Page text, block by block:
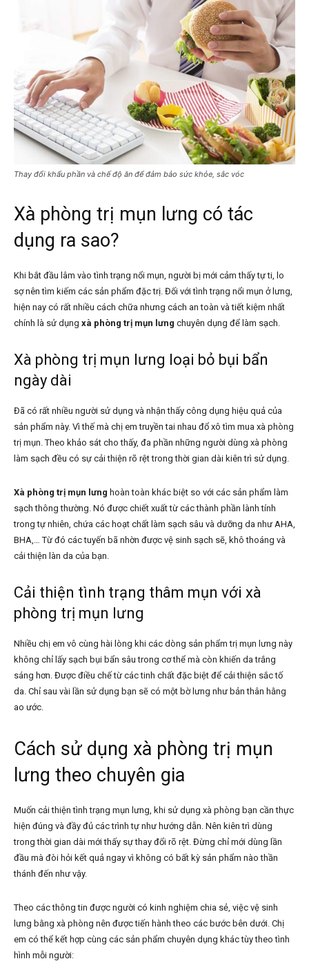
Thay đổi khẩu phần và chế độ ăn để đảm bảo sức khỏe, sắc vóc
Xà phòng trị mụn lưng có tác
dụng ra sao?
Khi bắt đầu lâm vào tình trạng nổi mụn, người bị mới cảm thấy tự ti, lo
sợ nên tìm kiếm các sản phẩm đặc trị. Đối với tình trạng nổi mụn ở lưng,
hiện nay có rất nhiều cách chữa nhưng cách an toàn và tiết kiệm nhất
chính là sử dụng xà phòng trị mụn lưng chuyên dụng để làm sạch.
Xà phòng trị mụn lưng loại bỏ bụi bẩn
ngày dài
Đã có rất nhiều người sử dụng và nhận thấy công dụng hiệu quả của
sản phẩm này. Vì thế mà chị em truyền tai nhau đổ xô tìm mua xà phòng
trị mụn. Theo khảo sát cho thấy, đa phần những người dùng xà phòng
làm sạch đều có sự cải thiện rõ rệt trong thời gian dài kiên trì sử dụng.
Xà phòng trị mụn lưng hoàn toàn khác biệt so với các sản phẩm làm
sạch thông thường. Nó được chiết xuất từ các thành phần lành tính
trong tự nhiên, chứa các hoạt chất làm sạch sâu và dưỡng da như AHA,
BHA,… Từ đó các tuyến bã nhờn được vệ sinh sạch sẽ, khô thoáng và
cải thiện làn da của bạn.
Cải thiện tình trạng thâm mụn với xà
phòng trị mụn lưng
Nhiều chị em vô cùng hài lòng khi các dòng sản phẩm trị mụn lưng này
không chỉ lấy sạch bụi bẩn sâu trong cơ thể mà còn khiến da trắng
sáng hơn. Được điều chế từ các tinh chất đặc biệt để cải thiện sắc tố
da. Chỉ sau vài lần sử dụng bạn sẽ có một bờ lưng như bản thân hằng
ao ước.
Cách sử dụng xà phòng trị mụn
lưng theo chuyên gia
Muốn cải thiện tình trạng mụn lưng, khi sử dụng xà phòng bạn cần thực
hiện đúng và đầy đủ các trình tự như hướng dẫn. Nên kiên trì dùng
trong thời gian dài mới thấy sự thay đổi rõ rệt. Đừng chỉ mới dùng lần
đầu mà đòi hỏi kết quả ngay vì không có bất kỳ sản phẩm nào thần
thánh đến như vậy.
Theo các thông tin được người có kinh nghiệm chia sẻ, việc vệ sinh
lưng bằng xà phòng nên được tiến hành theo các bước bên dưới. Chị
em có thể kết hợp cùng các sản phẩm chuyên dụng khác tùy theo tình
hình mỗi người: